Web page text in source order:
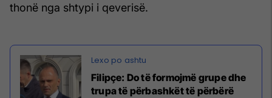
thonë nga shtypi i qeverisë.
Filipçe: Do të formojmë grupe dhe
trupa të përbashkët të përbërë